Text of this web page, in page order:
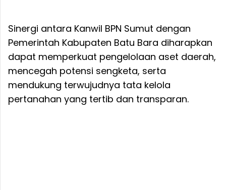
Sinergi antara Kanwil BPN Sumut dengan
Pemerintah Kabupaten Batu Bara diharapkan
dapat memperkuat pengelolaan aset daerah,
mencegah potensi sengketa, serta
mendukung terwujudnya tata kelola
pertanahan yang tertib dan transparan.